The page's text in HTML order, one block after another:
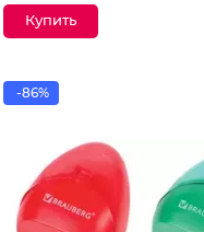
-86%